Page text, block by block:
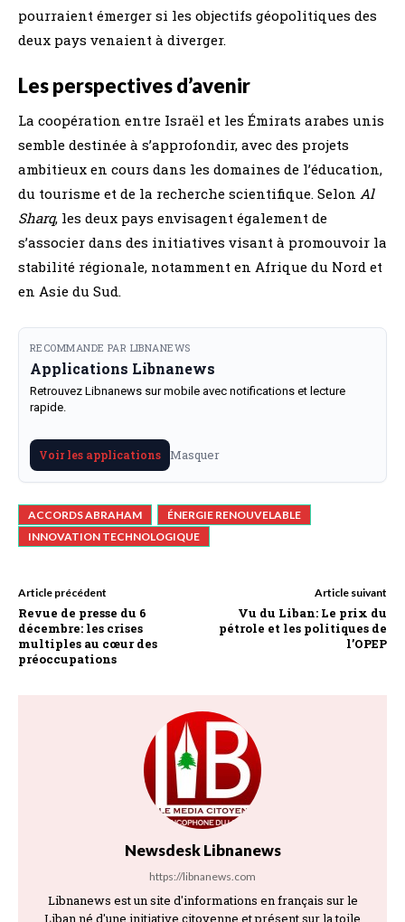
pourraient émerger si les objectifs géopolitiques des
deux pays venaient à diverger.
Les perspectives d’avenir
La coopération entre Israël et les Émirats arabes unis
semble destinée à s’approfondir, avec des projets
ambitieux en cours dans les domaines de l’éducation,
du tourisme et de la recherche scientifique. Selon Al
Sharq, les deux pays envisagent également de
s’associer dans des initiatives visant à promouvoir la
stabilité régionale, notamment en Afrique du Nord et
en Asie du Sud.
RECOMMANDE PAR LIBNANEWS
Applications Libnanews
Retrouvez Libnanews sur mobile avec notifications et lecture
rapide.
Voir les applications Masquer
ACCORDS ABRAHAM
ÉNERGIE RENOUVELABLE
INNOVATION TECHNOLOGIQUE
Article précédent
Revue de presse du 6
décembre: les crises
multiples au cœur des
préoccupations
Article suivant
Vu du Liban: Le prix du
pétrole et les politiques de
l’OPEP
Newsdesk Libnanews
https://libnanews.com
Libnanews est un site d'informations en français sur le
Liban né d'une initiative citoyenne et présent sur la toile